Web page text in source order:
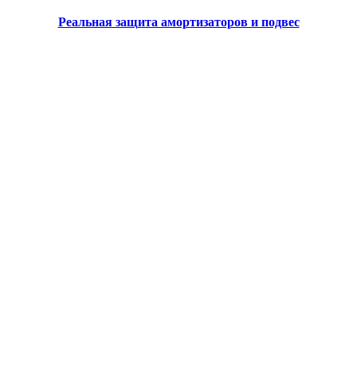
Реальная защита амортизаторов и подвес